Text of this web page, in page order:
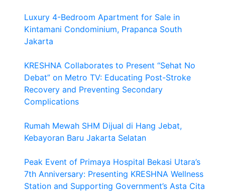
Luxury 4-Bedroom Apartment for Sale in
Kintamani Condominium, Prapanca South
Jakarta
KRESHNA Collaborates to Present “Sehat No
Debat” on Metro TV: Educating Post-Stroke
Recovery and Preventing Secondary
Complications
Rumah Mewah SHM Dijual di Hang Jebat,
Kebayoran Baru Jakarta Selatan
Peak Event of Primaya Hospital Bekasi Utara’s
7th Anniversary: Presenting KRESHNA Wellness
Station and Supporting Government’s Asta Cita